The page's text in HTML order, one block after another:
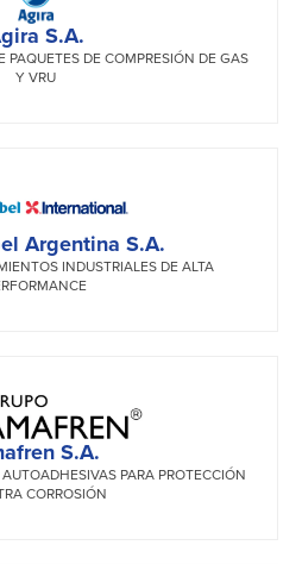
S.A.
DE COMPRESIÓN DE GAS
Y VRU
Argentina S.A.
INDUSTRIALES DE ALTA
S.A.
PARA PROTECCIÓN
CORROSIÓN